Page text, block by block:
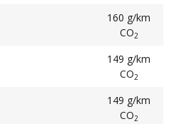
160 g/km
CO2
149 g/km
CO2
149 g/km
CO2